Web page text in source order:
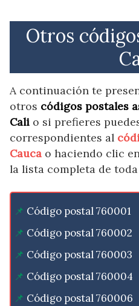
Otros
A continuación te
otros códigos postales
Cali o si prefieres
correspondientes al
Cauca o haciendo clic
la lista completa de
Código postal 760001
Código postal 760002
Código postal 760003
Código postal 760004
Código postal 760006